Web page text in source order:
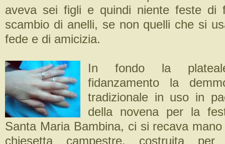
aveva sei figli e quindi niente feste di
scambio di anelli, se non quelli che si
fede e di amicizia.
In fondo la
fidanzamento la
tradizionale in uso in
della novena per la
Santa Maria Bambina, ci si recava
chiesetta campestre, costruita per